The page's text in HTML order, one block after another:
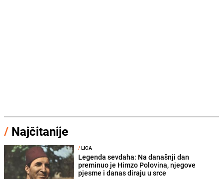
/ Najčitanije
/LICA
Legenda sevdaha: Na današnji dan
preminuo je Himzo Polovina, njegove
pjesme i danas diraju u srce